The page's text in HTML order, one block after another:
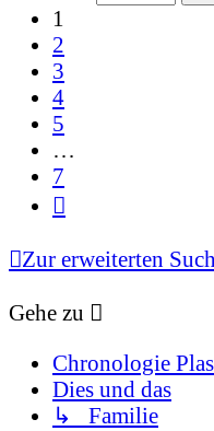
1
2
3
4
5
…
7
Zur erweiterten
Gehe zu
Chronologie
Dies und das
↳ Familie